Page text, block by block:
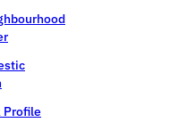
Profile